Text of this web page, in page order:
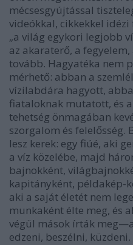
mécsesgyújtással
videókkal, cikkekkel
„a világ egykori legjobb
az akaraterő, a
tovább. Hagyatéka nem
mérhető: abban a
vízilabdára hagyott,
fiataloknak mutatott, és
tehetség önmagában
szorgalom és felelősség.
lesz kerek: egy fiúé, aki
a víz közelébe, majd
bajnokként,
kapitányként, példakép-
aki a saját életét nem
munkaként élte meg, és
végül mások írták
edzeni, beszélni, küzdeni.